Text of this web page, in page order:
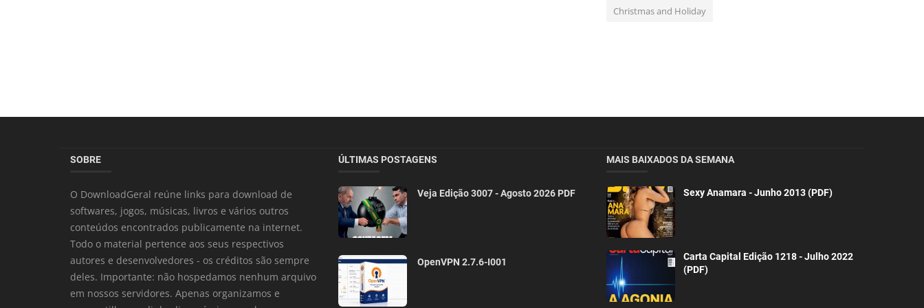
Christmas and Holiday
SOBRE
O DownloadGeral reúne links para download de
softwares, jogos, músicas, livros e vários outros
conteúdos encontrados publicamente na internet.
Todo o material pertence aos seus respectivos
autores e desenvolvedores - os créditos são sempre
deles. Importante: não hospedamos nenhum arquivo
em nossos servidores. Apenas organizamos e
ÚLTIMAS POSTAGENS
Veja Edição 3007 - Agosto 2026 PDF
OpenVPN 2.7.6-I001
MAIS BAIXADOS DA SEMANA
Sexy Anamara - Junho 2013 (PDF)
Carta Capital Edição 1218 - Julho 2022
(PDF)